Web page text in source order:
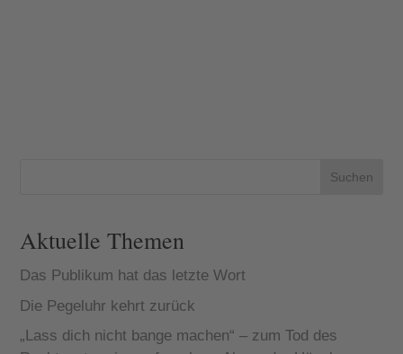
Suchen
Aktuelle Themen
Das Publikum hat das letzte Wort
Die Pegeluhr kehrt zurück
„Lass dich nicht bange machen“ – zum Tod des